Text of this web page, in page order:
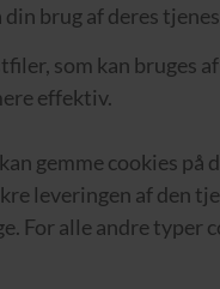
brug af deres
som kan bruges
effektiv.
gemme cookies på
leveringen af den
For alle andre typer